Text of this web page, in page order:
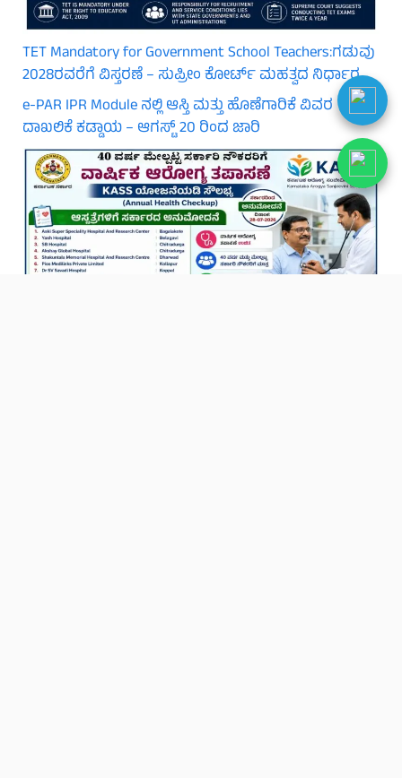
TET Mandatory for Government School Teachers:ಗಡುವು
2028ರವರೆಗೆ ವಿಸ್ತರಣೆ – ಸುಪ್ರೀಂ ಕೋರ್ಟ್ ಮಹತ್ವದ ನಿರ್ಧಾರ
e-PAR IPR Module ನಲ್ಲಿ ಆಸ್ತಿ ಮತ್ತು ಹೊಣೆಗಾರಿಕೆ ವಿವರ
ದಾಖಲಿಕೆ ಕಡ್ಡಾಯ – ಆಗಸ್ಟ್ 20 ರಿಂದ ಜಾರಿ